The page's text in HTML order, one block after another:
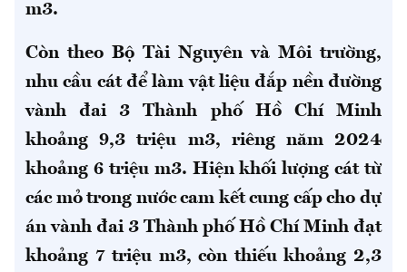
m3.
Còn theo Bộ Tài Nguyên và Môi trường,
nhu cầu cát để làm vật liệu đắp nền đường
vành đai 3 Thành phố Hồ Chí Minh
khoảng 9,3 triệu m3, riêng năm 2024
khoảng 6 triệu m3. Hiện khối lượng cát từ
các mỏ trong nước cam kết cung cấp cho dự
án vành đai 3 Thành phố Hồ Chí Minh đạt
khoảng 7 triệu m3, còn thiếu khoảng 2,3